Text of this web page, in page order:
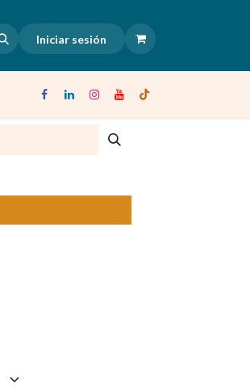
Iniciar sesión